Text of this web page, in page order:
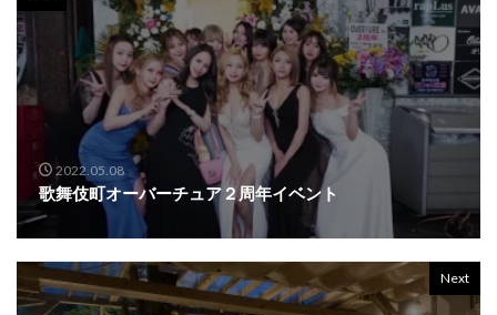
2022.05.08
歌舞伎町オーバーチュア２周年イベント
Next